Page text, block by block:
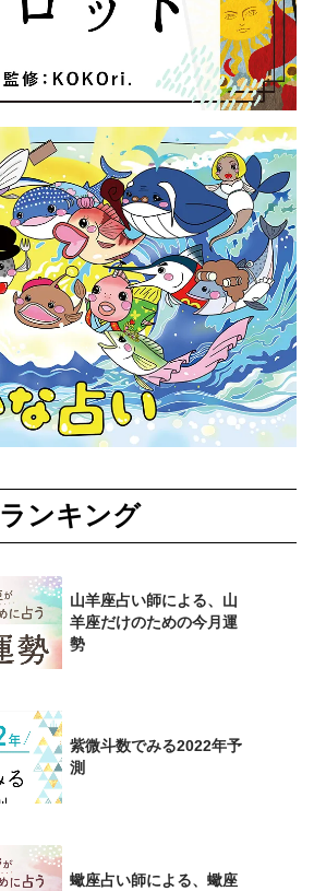
ランキング
山羊座占い師による、山
羊座だけのための今月運
勢
紫微斗数でみる2022年予
測
蠍座占い師による、蠍座